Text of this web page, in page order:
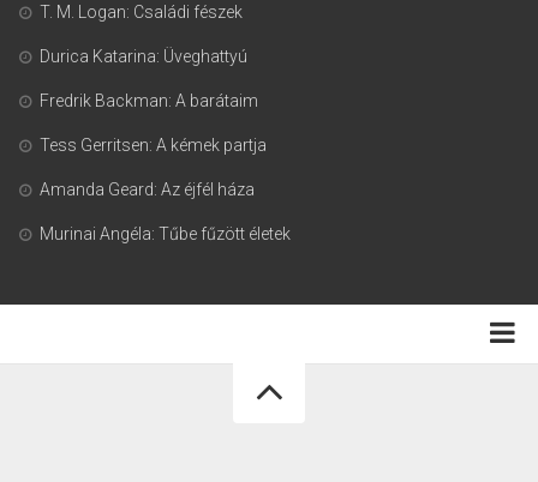
T. M. Logan: Családi fészek
Durica Katarina: Üveghattyú
Fredrik Backman: A barátaim
Tess Gerritsen: A kémek partja
Amanda Geard: Az éjfél háza
Murinai Angéla: Tűbe fűzött életek